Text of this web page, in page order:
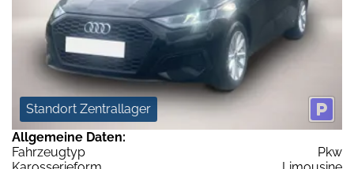
Standort Zentrallager
Allgemeine Daten:
Fahrzeugtyp
Pkw